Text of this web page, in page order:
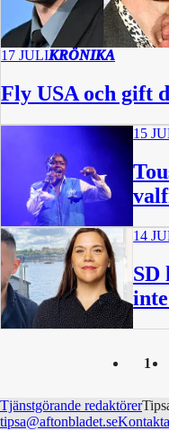
17 JULIKRÖNIKA
Fly USA och gift
15
14
SD
1
Tjänstgörande redaktörer
tipsa@aftonbladet.se